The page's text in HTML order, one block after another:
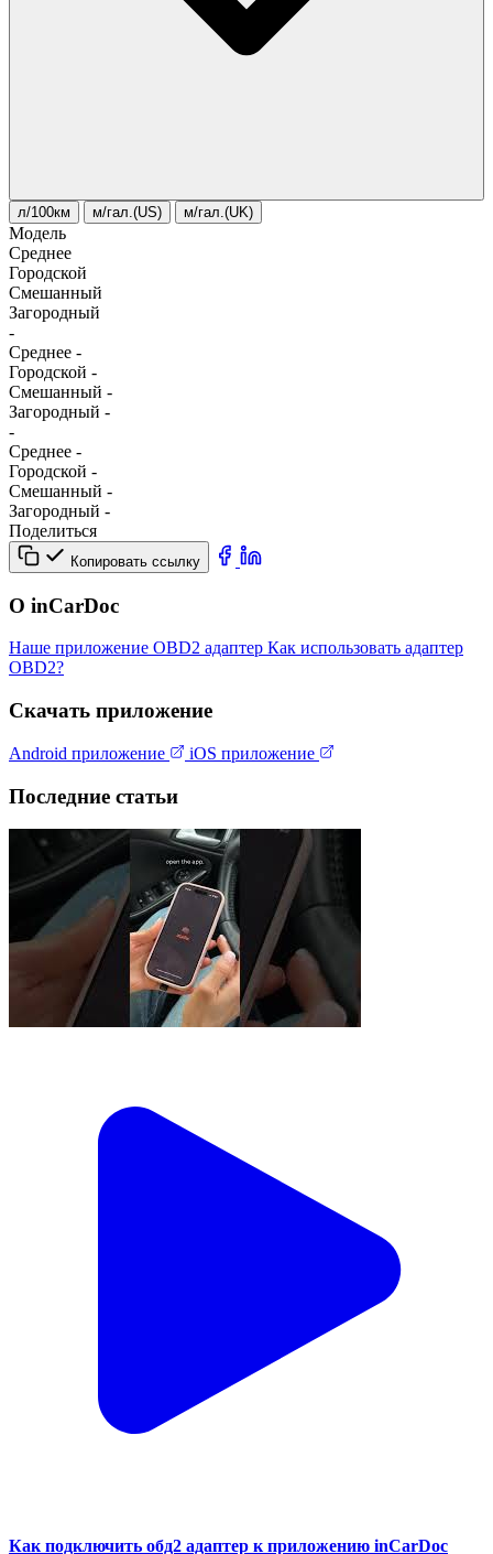
л/100км м/гал.(US) м/гал.(UK)
Модель
Среднее
Городской
Смешанный
Загородный
-
Среднее -
Городской -
Смешанный -
Загородный -
-
Среднее -
Городской -
Смешанный -
Загородный -
Поделиться
Копировать ссылку
О inCarDoc
Наше приложение OBD2 адаптер Как использовать адаптер
OBD2?
Скачать приложение
Android приложение iOS приложение
Последние статьи
Как подключить обд2 адаптер к приложению inCarDoc